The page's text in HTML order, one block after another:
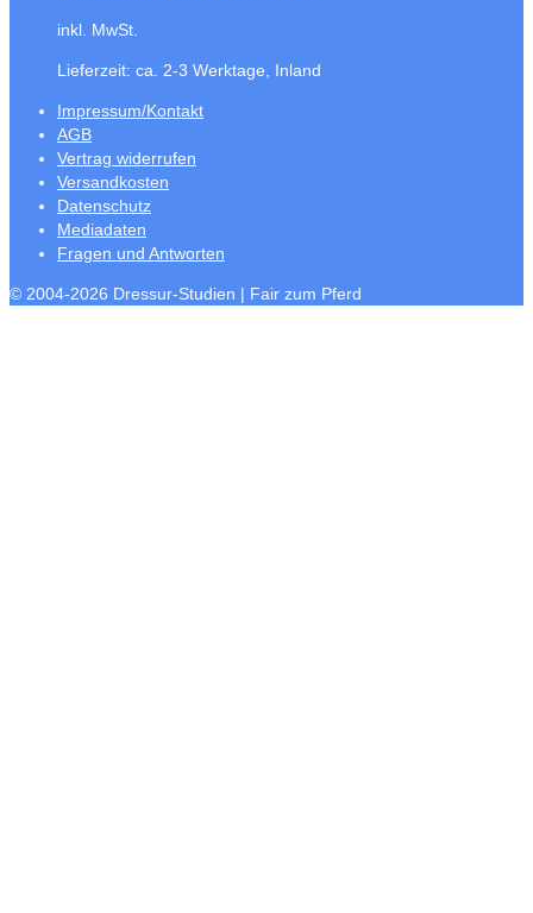
inkl. MwSt.
Lieferzeit: ca. 2-3 Werktage, Inland
Impressum/Kontakt
AGB
Vertrag widerrufen
Versandkosten
Datenschutz
Mediadaten
Fragen und Antworten
© 2004-2026 Dressur-Studien | Fair zum Pferd